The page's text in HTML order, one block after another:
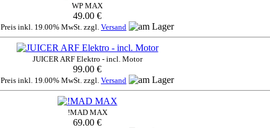
WP MAX
49.00 €
Preis inkl. 19.00% MwSt. zzgl. Versand
JUICER ARF Elektro - incl. Motor
99.00 €
Preis inkl. 19.00% MwSt. zzgl. Versand
!MAD MAX
69.00 €